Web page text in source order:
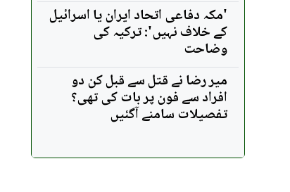
'مکہ دفاعی اتحاد ایران یا اسرائیل
کے خلاف نہیں': ترکیہ کی
وضاحت
میر رضا نے قتل سے قبل کن دو
افراد سے فون پر بات کی تھی؟
تفصیلات سامنے آگئیں